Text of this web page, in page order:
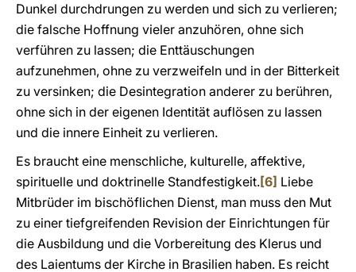
Dunkel durchdrungen zu werden und sich zu verlieren;
die falsche Hoffnung vieler anzuhören, ohne sich
verführen zu lassen; die Enttäuschungen
aufzunehmen, ohne zu verzweifeln und in der Bitterkeit
zu versinken; die Desintegration anderer zu berühren,
ohne sich in der eigenen Identität auflösen zu lassen
und die innere Einheit zu verlieren.
Es braucht eine menschliche, kulturelle, affektive,
spirituelle und doktrinelle Standfestigkeit.[6] Liebe
Mitbrüder im bischöflichen Dienst, man muss den Mut
zu einer tiefgreifenden Revision der Einrichtungen für
die Ausbildung und die Vorbereitung des Klerus und
des Laientums der Kirche in Brasilien haben. Es reicht